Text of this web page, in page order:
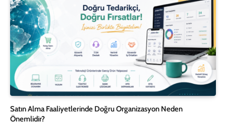
Satın Alma Faaliyetlerinde Doğru Organizasyon Neden
Önemlidir?